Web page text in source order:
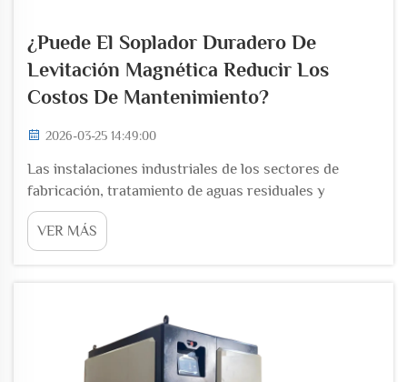
¿Puede El Soplador Duradero De
Levitación Magnética Reducir Los
Costos De Mantenimiento?
2026-03-25 14:49:00
Las instalaciones industriales de los sectores de
fabricación, tratamiento de aguas residuales y
climatización enfrentan una presión creciente para
reducir los gastos operativos sin comprometer un
rendimiento fiable en el manejo del aire. Los sistemas
VER MÁS